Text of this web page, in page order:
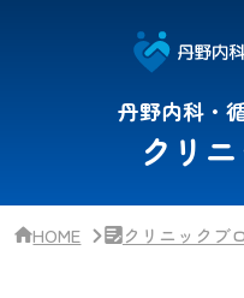
要
丹野内科・
クリ
HOME クリニックブ